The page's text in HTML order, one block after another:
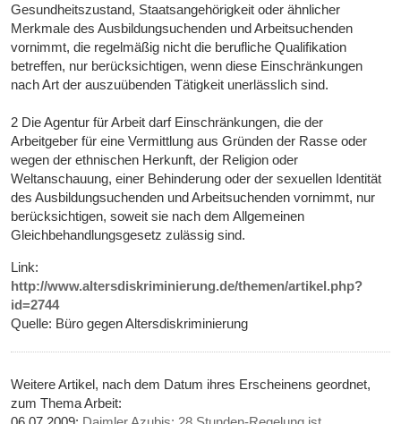
Gesundheitszustand, Staatsangehörigkeit oder ähnlicher
Merkmale des Ausbildungsuchenden und Arbeitsuchenden
vornimmt, die regelmäßig nicht die berufliche Qualifikation
betreffen, nur berücksichtigen, wenn diese Einschränkungen
nach Art der auszuübenden Tätigkeit unerlässlich sind.
2 Die Agentur für Arbeit darf Einschränkungen, die der
Arbeitgeber für eine Vermittlung aus Gründen der Rasse oder
wegen der ethnischen Herkunft, der Religion oder
Weltanschauung, einer Behinderung oder der sexuellen Identität
des Ausbildungsuchenden und Arbeitsuchenden vornimmt, nur
berücksichtigen, soweit sie nach dem Allgemeinen
Gleichbehandlungsgesetz zulässig sind.
Link:
http://www.altersdiskriminierung.de/themen/artikel.php?
id=2744
Quelle: Büro gegen Altersdiskriminierung
Weitere Artikel, nach dem Datum ihres Erscheinens geordnet,
zum Thema Arbeit: